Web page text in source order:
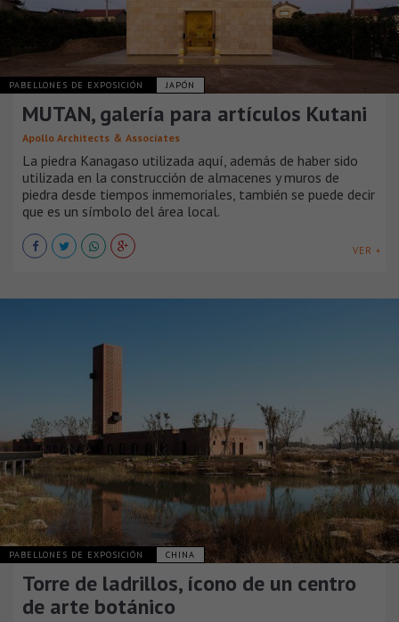
PABELLONES DE EXPOSICIÓN JAPÓN
MUTAN, galería para artículos Kutani
Apollo Architects ＆ Associates
La piedra Kanagaso utilizada aquí, además de haber sido
utilizada en la construcción de almacenes y muros de
piedra desde tiempos inmemoriales, también se puede decir
que es un símbolo del área local.
VER +
PABELLONES DE EXPOSICIÓN CHINA
Torre de ladrillos, ícono de un centro
de arte botánico